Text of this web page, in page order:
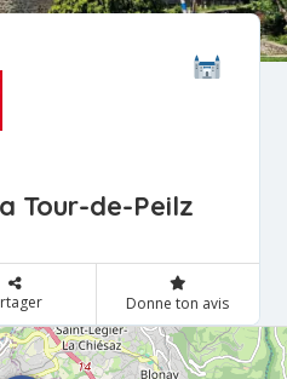
Tour-de-Peilz
Donne ton avis